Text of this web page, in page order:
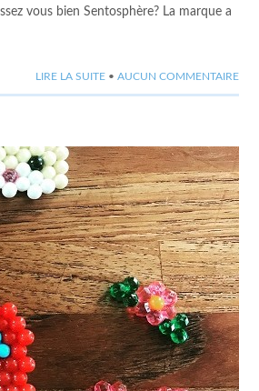
vous bien Sentosphère? La marque a
LIRE LA SUITE • AUCUN COMMENTAIRE